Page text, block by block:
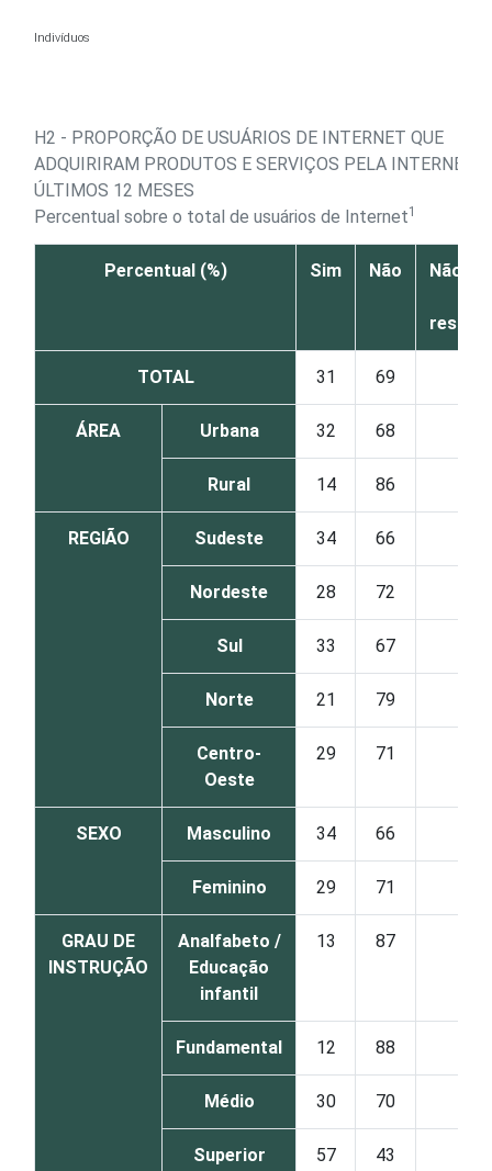
Indivíduos
H2 - PROPORÇÃO DE USUÁRIOS DE INTERNET QUE
ADQUIRIRAM PRODUTOS E SERVIÇOS PELA INTERNET
ÚLTIMOS 12 MESES
Percentual sobre o total de usuários de Internet1
Percentual (%) Sim Não
Não
TOTAL 31 69
ÁREA Urbana 32 68
Rural 14 86
REGIÃO Sudeste 34 66
Nordeste 28 72
Sul 33 67
Norte 21 79
Centro-
Oeste
29 71
SEXO Masculino 34 66
Feminino 29 71
GRAU DE
INSTRUÇÃO
Analfabeto /
Educação
infantil
13 87
Fundamental 12 88
Médio 30 70
Superior 57 43